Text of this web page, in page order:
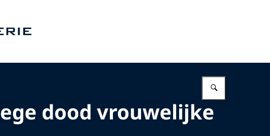
dood vrouwelijke